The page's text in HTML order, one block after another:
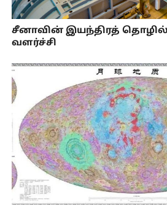
சீனாவின் இயந்திரத்
வளர்ச்சி